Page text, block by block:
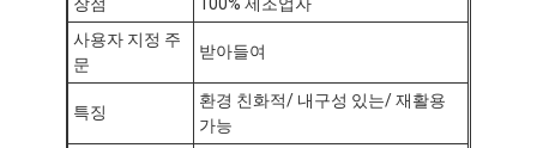
사용자 지정 주
문
받아들여
특징
환경 친화적/ 내구성 있는/ 재활용
가능